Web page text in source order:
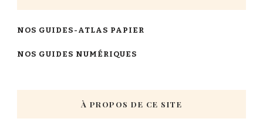
NOS GUIDES-ATLAS PAPIER
NOS GUIDES NUMÉRIQUES
À PROPOS DE CE SITE